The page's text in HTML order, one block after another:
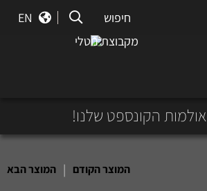
חיפוש
EN
מקבוצת נוטלי
אולמות הקונספט שלנו!
המוצר הקודם | המוצר הבא